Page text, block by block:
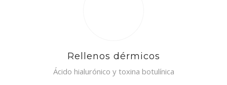
Rellenos dérmicos
Ácido hialurónico y toxina botulínica